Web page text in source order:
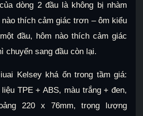
dòng 2 đầu là không bị nhàm
nào thích cảm giác trơn – ôm kiểu
đầu, hôm nào thích cảm giác
chuyển sang đầu còn lại.
Kelsey khá ổn trong tầm giá:
TPE + ABS, màu trắng + đen,
220 x 76mm, trọng lượng